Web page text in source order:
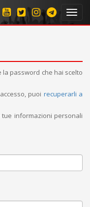
password che hai scelto
puoi recuperarli a
informazioni personali